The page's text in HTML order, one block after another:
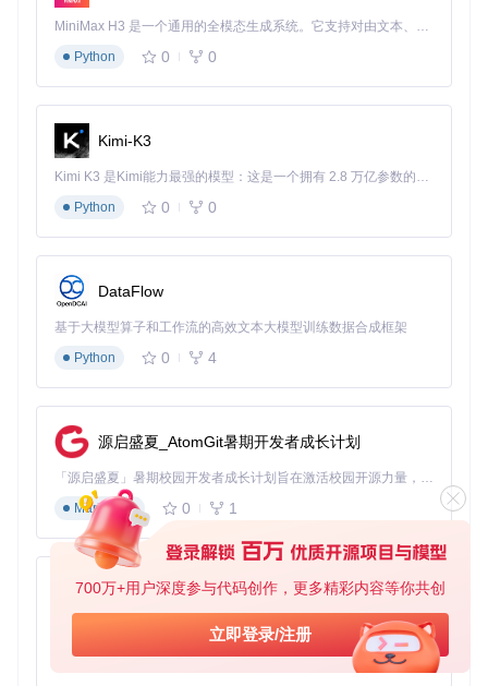
700万+用户深度参与代码创作，更多精彩内容等你共创
立即登录/注册
MiniMax H3 是一个通用的全模态生成系统。它支持对由文本、图像、视频和音频组成的多模态上下文进行统一理解，并能生成分辨率高达 2K、时长可达 15 秒的带原生立体声音频的视频。得益于面向任务泛化的系统设计，H3 在预训练阶段就已具备广泛的多模态上下文理解与生成能力，能够出色地执行复杂的多模态指令。
Python
0 0
Kimi-K3
Kimi K3 是Kimi能力最强的模型：这是一个拥有 2.8 万亿参数的混合专家（MoE）模型，具备原生视觉理解能力，并支持 100 万 token 的上下文窗口。
Python
0 0
DataFlow
基于大模型算子和工作流的高效文本大模型训练数据合成框架
Python
0 4
源启盛夏_AtomGit暑期开发者成长计划
「源启盛夏」暑期校园开发者成长计划旨在激活校园开源力量，通过积分激励、认证扶持、资源倾斜等形式，引导高校组织和开发者完成「入驻 — 建项目 — 做贡献 — 获认证 — 得资源」的完整闭环。无论你是想带领社团入驻平台的组织者，还是希望用代码贡献证明自己的开发者，都能在这里找到属于你的成长路径。
Markdown
0 1
py-xiaozhi
基于Python的Xiaozhi AI，适用于想要完整Xiaozhi体验而无需拥有专用硬件的用户。
Python
0 1